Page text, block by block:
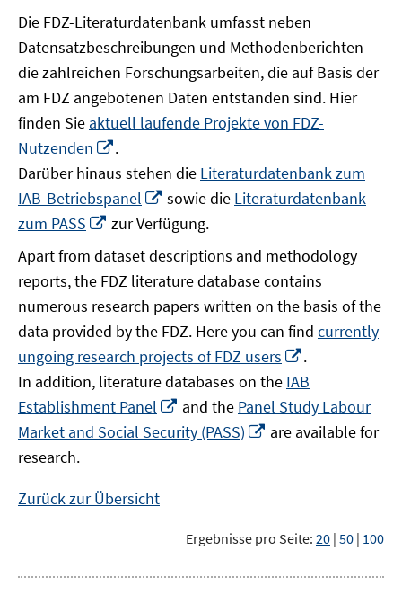
Die FDZ-Literaturdatenbank umfasst neben
Datensatzbeschreibungen und Methodenberichten
die zahlreichen Forschungsarbeiten, die auf Basis der
am FDZ angebotenen Daten entstanden sind. Hier
finden Sie aktuell laufende Projekte von FDZ-
Nutzenden
neuem
Fenster
öffnen
.
Darüber hinaus stehen die Literaturdatenbank zum
IAB-Betriebspanel
In
neuem
Fenster
öffnen
sowie die Literaturdatenbank
zum PASS
In
Fenster
öffnen
zur Verfügung.
Apart from dataset descriptions and methodology
reports, the FDZ literature database contains
numerous research papers written on the basis of the
data provided by the FDZ. Here you can find currently
ungoing research projects of FDZ users
neuem
Fenster
öffnen
.
In addition, literature databases on the IAB
Establishment Panel
In
neuem
Fenster
and the Panel Study Labour
Market and Social Security (PASS)
In
are available for
research.
Zurück zur Übersicht
Ergebnisse pro Seite: 20 | 50 | 100